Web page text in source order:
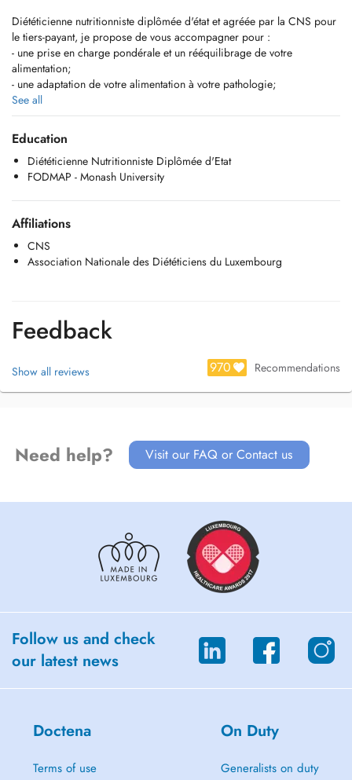
Diététicienne nutritionniste diplômée d'état et agréée par la CNS pour
le tiers-payant, je propose de vous accompagner pour :
- une prise en charge pondérale et un rééquilibrage de votre
alimentation;
- une adaptation de votre alimentation à votre pathologie;
- la mise en place d'un régime alimentaire spécifique.
See all
Education
Diététicienne Nutritionniste Diplômée d'Etat
FODMAP - Monash University
Affiliations
CNS
Association Nationale des Diététiciens du Luxembourg
Feedback
Show all reviews 970 Recommendations
Need help? Visit our FAQ or Contact us
Follow us and check
our latest news
Doctena
Terms of use
On Duty
Generalists on duty